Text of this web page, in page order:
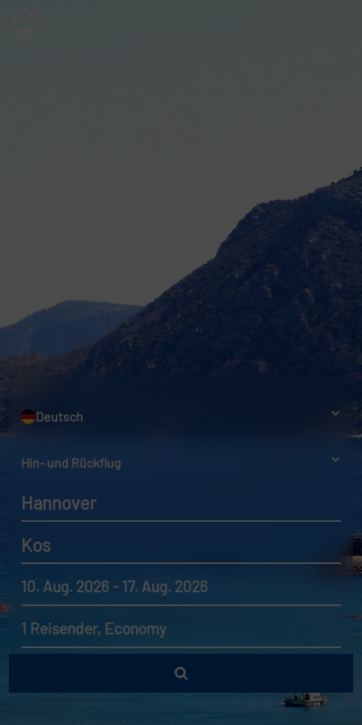
Deutsch
Hin- und Rückflug
Hannover
Kos
10. Aug. 2026 - 17. Aug. 2026
1 Reisender, Economy